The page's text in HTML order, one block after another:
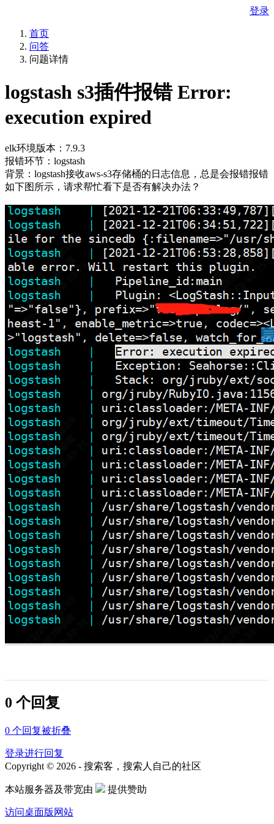
登录
首页
问答
问题详情
logstash s3插件报错 Error:
execution expired
elk环境版本：7.9.3
报错环节：logstash
背景：logstash接收aws-s3存储桶的日志信息，总是会报错报错
如下图所示，请求帮忙看下是否有解决办法？
0 个回复
0 个回复被折叠
登录进行回复
Copyright © 2026 - 搜索客，搜索人自己的社区
本站服务器及带宽由 提供赞助
访问桌面版网站